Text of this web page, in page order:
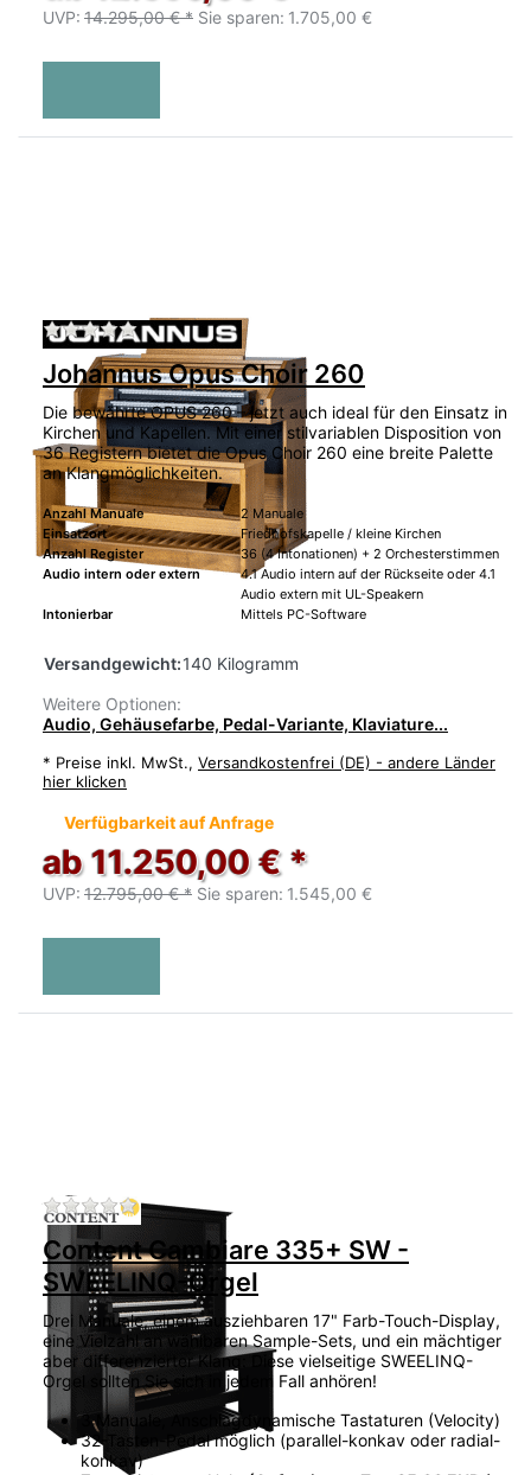
UVP: 14.295,00 € * Sie sparen: 1.705,00 €
Zu diesem Produkt liegen noch keine
Johannus Opus Choir 260
Die bewährte OPUS 260 – jetzt auch ideal für den Einsatz in
Kirchen und Kapellen. Mit einer stilvariablen Disposition von
36 Registern bietet die Opus Choir 260 eine breite Palette
an Klangmöglichkeiten.
Anzahl Manuale
2 Manuale
Einsatzort
Friedhofskapelle / kleine Kirchen
Anzahl Register
36 (4 Intonationen) + 2 Orchesterstimmen
Audio intern oder extern
4.1 Audio intern auf der Rückseite oder 4.1
Audio extern mit UL-Speakern
Intonierbar
Mittels PC-Software
Versandgewicht:140 Kilogramm
Weitere Optionen:
Audio, Gehäusefarbe, Pedal-Variante, Klaviature...
* Preise inkl. MwSt., Versandkostenfrei (DE) - andere Länder
hier klicken
Verfügbarkeit auf Anfrage
ab 11.250,00 € *
UVP: 12.795,00 € * Sie sparen: 1.545,00 €
Zu diesem Produkt liegen noch keine
Content Cambiare 335+ SW -
SWEELINQ-Orgel
Drei Manuale, einem ausziehbaren 17" Farb-Touch-Display,
eine Vielzahl an wählbaren Sample-Sets, und ein mächtiger
aber differenzierter Klang: Diese vielseitige SWEELINQ-
Orgel sollten Sie sich in jedem Fall anhören!
3 Manuale, Anschlagdynamische Tastaturen (Velocity)
32-Tasten-Pedal möglich (parallel-konkav oder radial-
konkav)